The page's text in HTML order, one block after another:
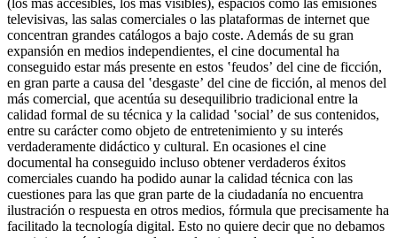
(los más accesibles, los más visibles), espacios como las emisiones
televisivas, las salas comerciales o las plataformas de internet que
concentran grandes catálogos a bajo coste. Además de su gran
expansión en medios independientes, el cine documental ha
conseguido estar más presente en estos ʽfeudosʼ del cine de ficción,
en gran parte a causa del ʽdesgasteʼ del cine de ficción, al menos del
más comercial, que acentúa su desequilibrio tradicional entre la
calidad formal de su técnica y la calidad ʽsocialʼ de sus contenidos,
entre su carácter como objeto de entretenimiento y su interés
verdaderamente didáctico y cultural. En ocasiones el cine
documental ha conseguido incluso obtener verdaderos éxitos
comerciales cuando ha podido aunar la calidad técnica con las
cuestiones para las que gran parte de la ciudadanía no encuentra
ilustración o respuesta en otros medios, fórmula que precisamente ha
facilitado la tecnología digital. Esto no quiere decir que no debamos